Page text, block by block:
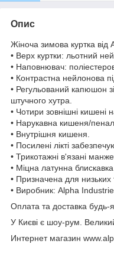
Опис
Жіноча зимова куртка від
• Верх куртки: льотний
• Наповнювач:
• Контрастна нейлонова
• Регульований капюшон
штучного хутра.
• Чотири зовнішні кишені
• Нарукавна кишеня/
• Внутрішня кишеня.
• Посилені лікті
• Трикотажні в'язані
• Міцна латунна
• Призначена для низьких
• Виробник: Alpha
Оплата та доставка будь-
У Києві є шоу-рум. Великий
Интернет магазин